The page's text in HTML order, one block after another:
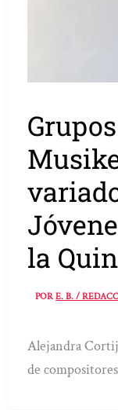
la
PORE. B. /
Alejandra
de